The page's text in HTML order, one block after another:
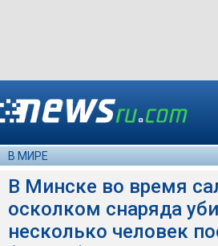
В МИРЕ
В Минске во время
осколком снаряда
несколько человек